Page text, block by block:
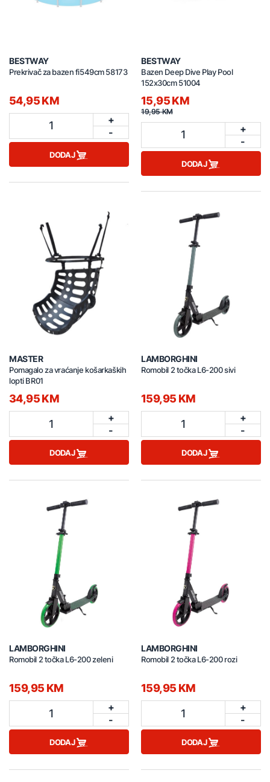
BESTWAY
Prekrivač za bazen fi549cm 58173
54,95 KM
1
+
-
DODAJ
BESTWAY
Bazen Deep Dive Play Pool
152x30cm 51004
15,95 KM
19,95 KM
1
+
-
DODAJ
MASTER
Pomagalo za vraćanje košarkaških
lopti BR01
34,95 KM
1
+
-
DODAJ
LAMBORGHINI
Romobil 2 točka L6-200 sivi
159,95 KM
1
+
-
DODAJ
LAMBORGHINI
Romobil 2 točka L6-200 zeleni
159,95 KM
1
+
-
DODAJ
LAMBORGHINI
Romobil 2 točka L6-200 rozi
159,95 KM
1
+
-
DODAJ